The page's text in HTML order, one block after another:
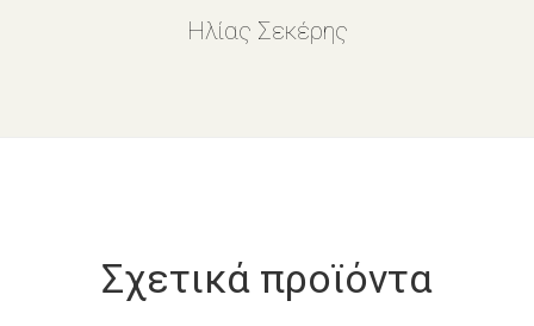
Ηλίας Σεκέρης
Σχετικά προϊόντα